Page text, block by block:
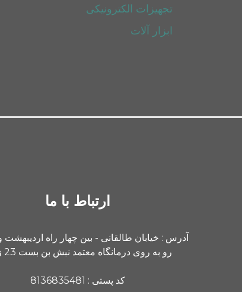
تجهیزات الکترونیکی
ابزار آلات
ارتباط با ما
آدرس : خیابان طالقانی - بین چهار راه
رو به روی درمانگاه معتمد نبش بن بست 23 زحل
کد پستی : 8136835481